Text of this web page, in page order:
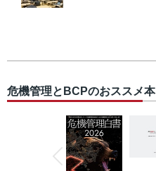
危機管理とBCPのおススメ本